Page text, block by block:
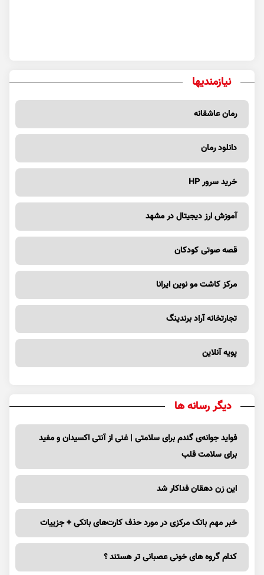
نیازمندیها
رمان عاشقانه
دانلود رمان
خرید سرور HP
آموزش ارز دیجیتال در مشهد
قصه صوتی کودکان
مرکز کاشت مو نوین ایرانا
تجارتخانه آراد برندینگ
پویه آنلاین
دیگر رسانه ها
فواید جوانه‌ی گندم برای سلامتی | غنی از آنتی اکسیدان و مفید
برای سلامت قلب
این زن دهقان فداکار شد
خبر مهم بانک مرکزی در مورد حذف کارت‌های بانکی + جزییات
کدام گروه های خونی عصبانی تر هستند ؟